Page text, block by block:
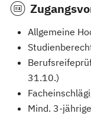
Allgemeine
31.10.)
Mind. 3-